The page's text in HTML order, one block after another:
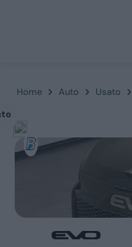
Home Auto Usato